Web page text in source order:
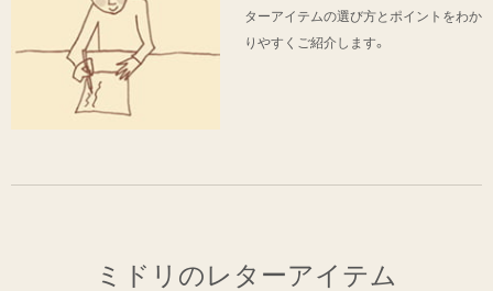
ターアイテムの選び方とポイントをわか
りやすくご紹介します。
ミドリのレターアイテム